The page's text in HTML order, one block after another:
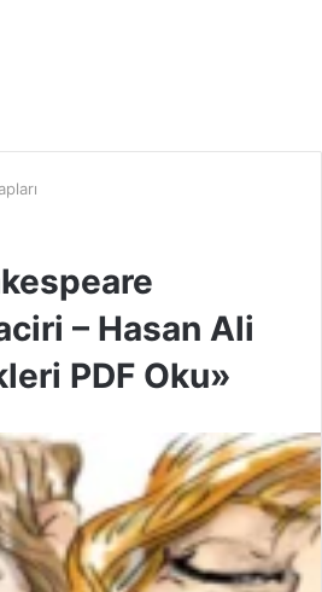
– Hasan Ali
PDF Oku»